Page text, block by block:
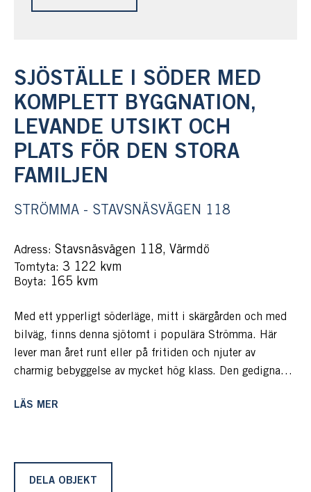
SJÖSTÄLLE I SÖDER MED
KOMPLETT BYGGNATION,
LEVANDE UTSIKT OCH
PLATS FÖR DEN STORA
FAMILJEN
STRÖMMA - STAVSNÄSVÄGEN 118
Adress: Stavsnäsvägen 118, Värmdö
Tomtyta: 3 122 kvm
Boyta: 165 kvm
Med ett ypperligt söderläge, mitt i skärgården och med
bilväg, finns denna sjötomt i populära Strömma. Här
lever man året runt eller på fritiden och njuter av
charmig bebyggelse av mycket hög klass. Den gedigna
på tomten och blickar ut över inloppet till Strömma
ligger på varsin sida. Inramning blir komplett av
fjärrstyrda grindar, staket och buskar och här lever man
LÄS MER
DELA OBJEKT